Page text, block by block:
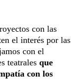
con las
el interés por las
con el
teatrales que
con los